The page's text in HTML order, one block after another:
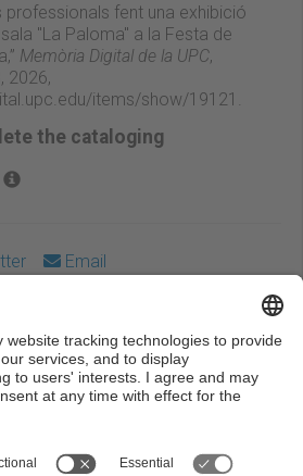
professionals fent una exhibició
"La Paloma" a la Festa de
Memòria Digital de la UPC,
2026,
items/show/19121
the cataloging
Email
noted, content on this work is
Commons license:Attribution-
3.0 Spain